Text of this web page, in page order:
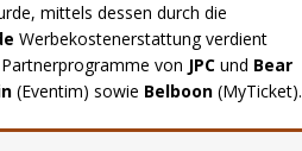
mittels dessen durch die
Werbekostenerstattung verdient
von JPC und Bear
(Eventim) sowie Belboon (MyTicket).